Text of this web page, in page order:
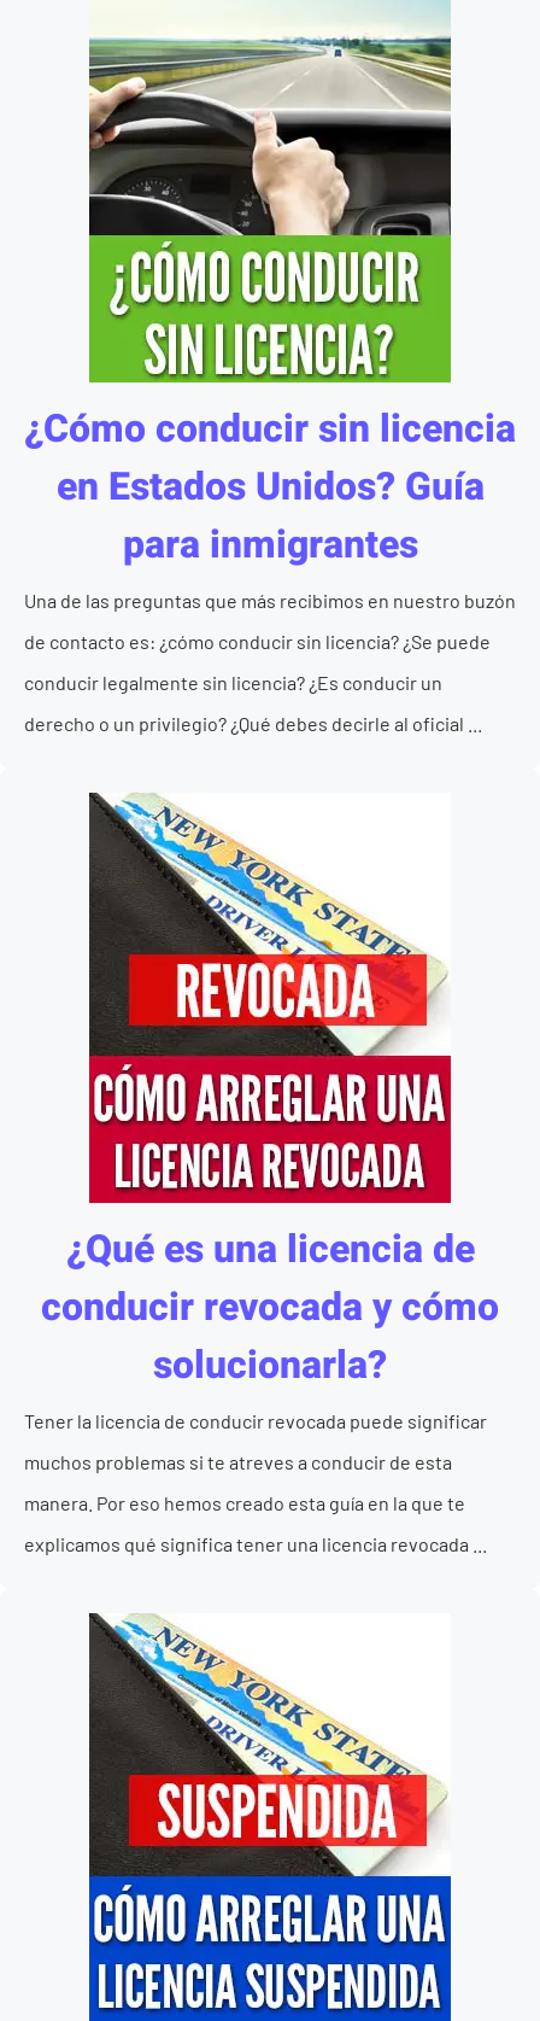
¿Cómo conducir sin licencia
en Estados Unidos? Guía
para inmigrantes
Una de las preguntas que más recibimos en nuestro buzón
de contacto es: ¿cómo conducir sin licencia? ¿Se puede
conducir legalmente sin licencia? ¿Es conducir un
derecho o un privilegio? ¿Qué debes decirle al oficial ...
¿Qué es una licencia de
conducir revocada y cómo
solucionarla?
Tener la licencia de conducir revocada puede significar
muchos problemas si te atreves a conducir de esta
manera. Por eso hemos creado esta guía en la que te
explicamos qué significa tener una licencia revocada ...